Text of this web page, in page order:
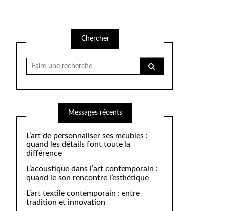
Chercher
pour:
Messages récents
L’art de personnaliser ses meubles :
quand les détails font toute la
différence
L’acoustique dans l’art contemporain :
quand le son rencontre l’esthétique
L’art textile contemporain : entre
tradition et innovation